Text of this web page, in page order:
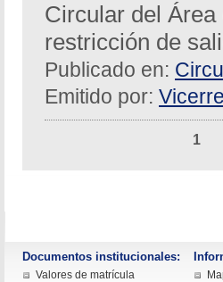
Circular del
restricción de
Publicado en:
Emitido por:
1
Documentos institucionales:
Valores de matrícula